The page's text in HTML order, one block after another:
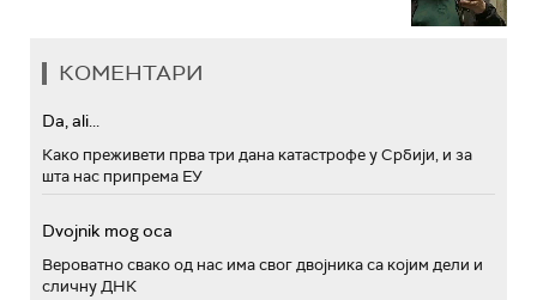
КОМЕНТАРИ
Da, ali...
Како преживети прва три дана катастрофе у Србији, и за
шта нас припрема ЕУ
Dvojnik mog oca
Вероватно свако од нас има свог двојника са којим дели и
сличну ДНК